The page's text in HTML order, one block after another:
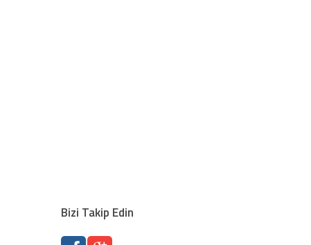
Bizi Takip Edin